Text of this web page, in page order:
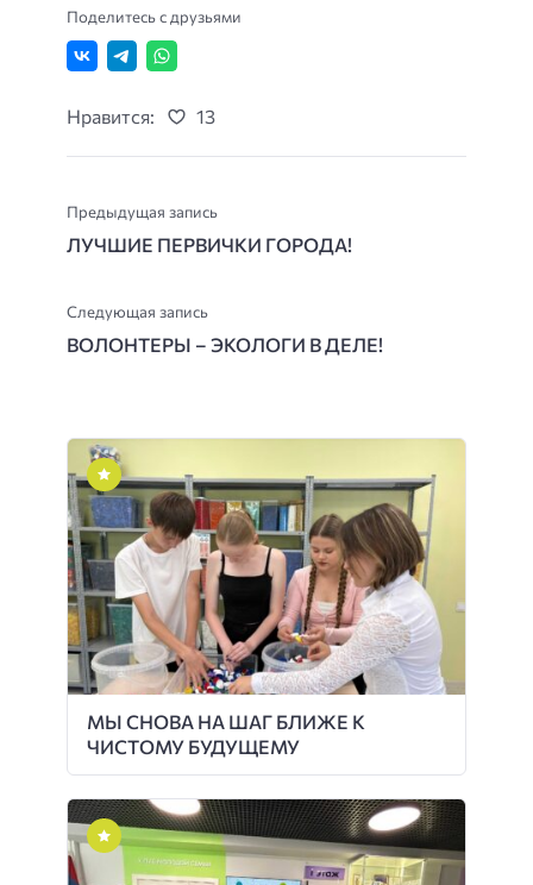
Поделитесь с друзьями
Нравится: 13
Предыдущая запись
ЛУЧШИЕ ПЕРВИЧКИ ГОРОДА!
Следующая запись
ВОЛОНТЕРЫ – ЭКОЛОГИ В ДЕЛЕ!
МЫ СНОВА НА ШАГ БЛИЖЕ К
ЧИСТОМУ БУДУЩЕМУ